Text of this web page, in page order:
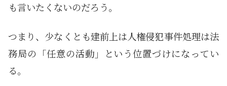
も言いたくないのだろう。
つまり、少なくとも建前上は人権侵犯事件処理は法
務局の「任意の活動」という位置づけになってい
る。